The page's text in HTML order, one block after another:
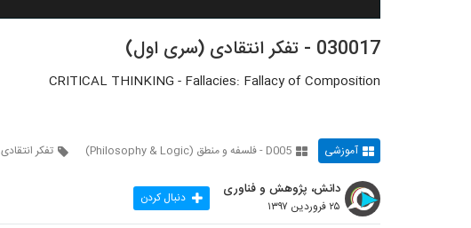
030017 - تفکر انتقادی (سری اول)
CRITICAL THINKING - Fallacies: Fallacy of Composition
آموزشی D005 - فلسفه و منطق (Philosophy & Logic) تفکر انتقادی
دانش، پژوهش و فناوری
۲۵ فروردین ۱۳۹۷ دنبال کردن